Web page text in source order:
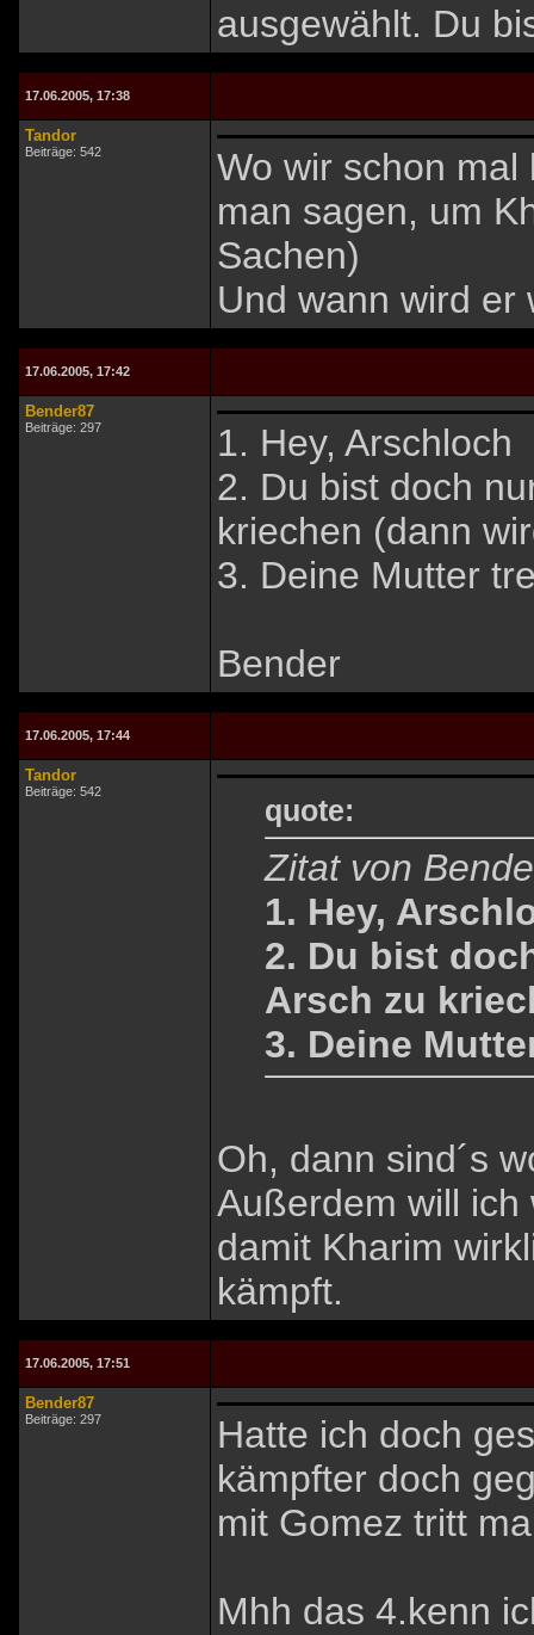
ausgewählt. Du
17.06.2005, 17:38
Tandor
Beiträge: 542
Wo wir schon mal
man sagen, um
Sachen)
Und wann wird er
17.06.2005, 17:42
Bender87
Beiträge: 297
1. Hey, Arschloch
2. Du bist doch
kriechen (dann
3. Deine Mutter
Bender
17.06.2005, 17:44
Tandor
Beiträge: 542
quote:
Zitat von
1. Hey,
2. Du bist
Arsch zu
3. Deine
Oh, dann sind´s
Außerdem will ich
damit Kharim
kämpft.
17.06.2005, 17:51
Bender87
Beiträge: 297
Hatte ich doch
kämpfter doch
mit Gomez tritt
Mhh das 4.kenn